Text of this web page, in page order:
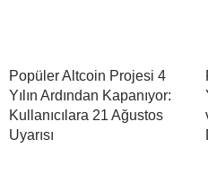
Popüler Altcoin Projesi 4
Yılın Ardından Kapanıyor:
Kullanıcılara 21 Ağustos
Uyarısı